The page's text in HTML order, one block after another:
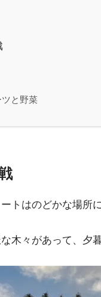
と野菜
トはのどかな場所
木々があって、夕